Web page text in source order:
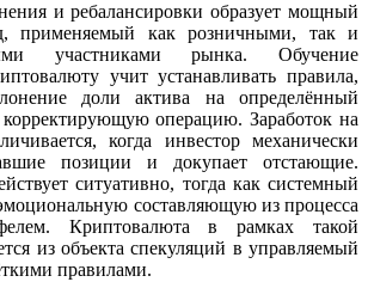
и ребалансировки образует мощный
применяемый как розничными, так и
участниками рынка. Обучение
учит устанавливать правила,
доли актива на определённый
корректирующую операцию. Заработок на
когда инвестор механически
позиции и докупает отстающие.
ситуативно, тогда как системный
составляющую из процесса
Криптовалюта в рамках такой
из объекта спекуляций в управляемый
правилами.